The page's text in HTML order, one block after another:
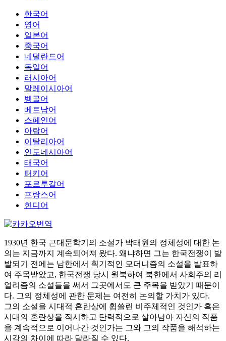
한국어
영어
일본어
중국어
네덜란드어
독일어
러시아어
말레이시아어
벵골어
베트남어
스페인어
아랍어
이탈리아어
인도네시아어
태국어
터키어
포르투갈어
프랑스어
힌디어
1930년 한국 근대문학기의 소설가 박태원의 정체성에 대한 논
의는 지금까지 계속되어져 왔다. 왜냐하면 그는 한국전쟁이 발
발되기 전에는 남한에서 획기적인 모더니즘의 소설을 발표하
여 주목받았고, 한국전쟁 당시 월북하여 북한에서 사회주의 리
얼리즘의 소설들을 써서 그곳에서도 큰 주목을 받았기 때문이
다. 그의 정체성에 관한 문제는 여전히 논의할 가치가 있다.
그의 소설을 시대적 혼란상에 휩쓸린 비주체적인 것인가 혹은
시대의 혼란상을 직시하고 탄력적으로 살아남아 자신의 작품
을 계속적으로 이어나간 것인가는 그와 그의 작품을 해석하는
시각의 차이에 따라 달라질 수 있다.